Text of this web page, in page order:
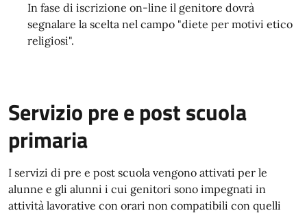
In fase di iscrizione on-line il genitore dovrà
segnalare la scelta nel campo "diete per motivi etico
religiosi".
Servizio pre e post scuola
primaria
I servizi di pre e post scuola vengono attivati per le
alunne e gli alunni i cui genitori sono impegnati in
attività lavorative con orari non compatibili con quelli